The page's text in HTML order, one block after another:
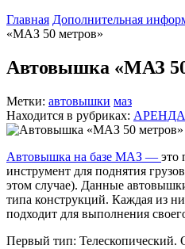
Главная Дополнительная
«МАЗ 50 метров»
Автовышка «МАЗ
Метки: автовышки маз
Находится в рубриках:
Автовышка на базе МАЗ — это
инструмент для поднятия
этом случае). Данные
типа конструкций. Каждая из
подходит для выполнения
Первый тип: Телескопический.